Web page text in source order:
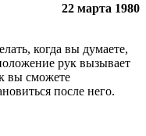
22 марта 1980
когда вы думаете,
рук вызывает
вы сможете
после него.